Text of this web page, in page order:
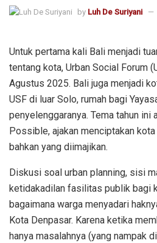
by Luh De Suriyani
Untuk pertama kali Bali menjadi
tentang kota, Urban Social Forum
Agustus 2025. Bali juga menjadi
USF di luar Solo, rumah bagi
penyelenggaranya. Tema tahun ini
Possible, ajakan menciptakan
bahkan yang diimajikan.
Diskusi soal urban planning, sisi
ketidakadilan fasilitas publik bagi
bagaimana warga menyadari
Kota Denpasar. Karena ketika
hanya masalahnya (yang nampak